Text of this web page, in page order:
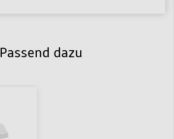
Passend dazu